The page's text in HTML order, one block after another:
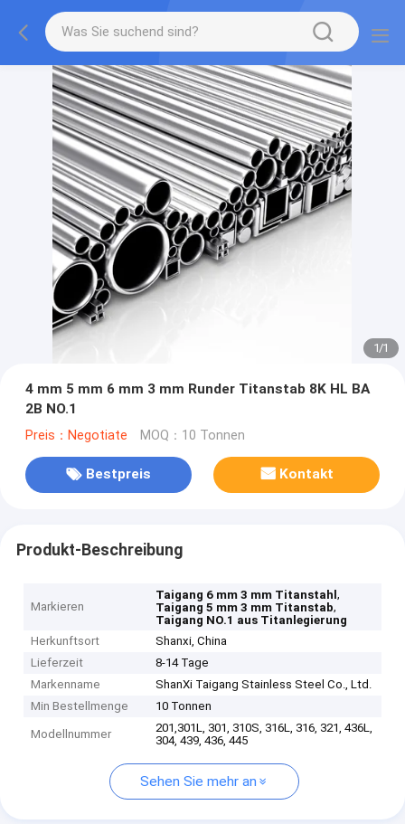
1/1
4 mm 5 mm 6 mm 3 mm Runder Titanstab 8K HL BA
2B NO.1
Preis：Negotiate MOQ：10 Tonnen
Bestpreis Kontakt
Produkt-Beschreibung
Markieren
Taigang 6 mm 3 mm Titanstahl,
Taigang 5 mm 3 mm Titanstab,
Taigang NO.1 aus Titanlegierung
Herkunftsort
Shanxi, China
Lieferzeit
8-14 Tage
Markenname
ShanXi Taigang Stainless Steel Co., Ltd.
Min Bestellmenge
10 Tonnen
Modellnummer
201,301L, 301, 310S, 316L, 316, 321, 436L,
304, 439, 436, 445
Sehen Sie mehr an